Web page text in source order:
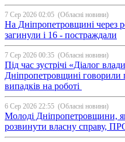
7 Сер 2026 02:05 (Обласні новини)
На Дніпропетровщині через
загинули і 16 - постраждали
7 Сер 2026 00:35 (Обласні новини)
Під час зустрічі «Діалог
Дніпропетровщині говорили
випадків на роботі
6 Сер 2026 22:55 (Обласні новини)
Молоді Дніпропетровщини,
розвинути власну справу,